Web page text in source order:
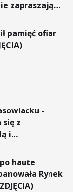
zapraszają
pamięć ofiar
-
z
i
haute
Rynek